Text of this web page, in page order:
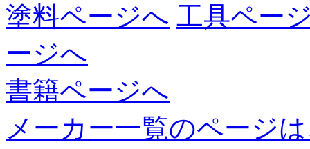
塗料ページへ 工具ペー
ージへ
書籍ページへ
メーカー一覧のページ